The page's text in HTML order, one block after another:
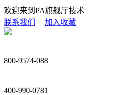
欢迎来到PA旗舰厅技术
联系我们
| 加入收藏
800-9574-088
400-990-0781